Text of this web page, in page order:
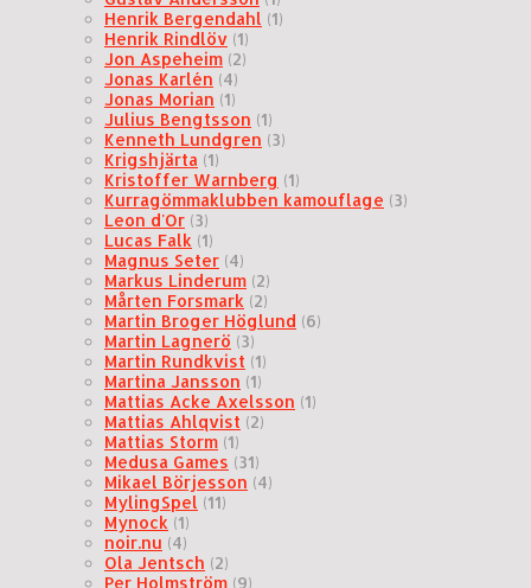
Henrik Bergendahl (1)
Henrik Rindlöv (1)
Jon Aspeheim (2)
Jonas Karlén (4)
Jonas Morian (1)
Julius Bengtsson (1)
Kenneth Lundgren (3)
Krigshjärta (1)
Kristoffer Warnberg (1)
Kurragömmaklubben kamouflage (3)
Leon d'Or (3)
Lucas Falk (1)
Magnus Seter (4)
Markus Linderum (2)
Mårten Forsmark (2)
Martin Broger Höglund (6)
Martin Lagnerö (3)
Martin Rundkvist (1)
Martina Jansson (1)
Mattias Acke Axelsson (1)
Mattias Ahlqvist (2)
Mattias Storm (1)
Medusa Games (31)
Mikael Börjesson (4)
MylingSpel (11)
Mynock (1)
noir.nu (4)
Ola Jentsch (2)
Per Holmström (9)